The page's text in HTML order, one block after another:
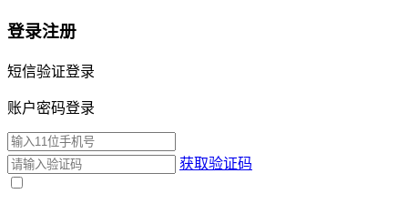
登录注册
短信验证登录
账户密码登录
获取验证码